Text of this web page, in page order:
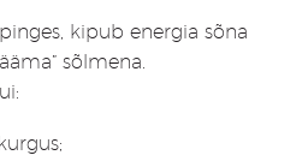
kipub energia sõna
sõlmena.